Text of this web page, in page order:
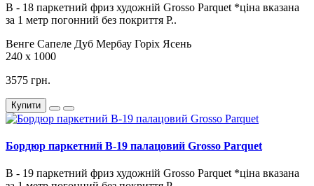
В - 18 паркетний фриз художній Grosso Parquet *ціна вказана
за 1 метр погонний без покриття Р..
Венге Сапеле Дуб Мербау Горіх Ясень
240 х 1000
3575 грн.
Купити
Бордюр паркетний B-19 палацовий Grosso Parquet
В - 19 паркетний фриз художній Grosso Parquet *ціна вказана